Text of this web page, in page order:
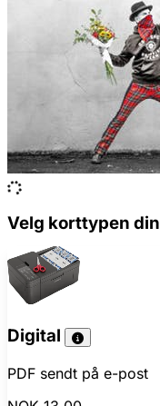
Velg korttypen din
Digital
PDF sendt på e-post